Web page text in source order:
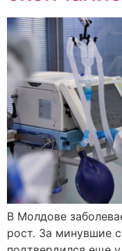
В Молдове
рост. За минувшие